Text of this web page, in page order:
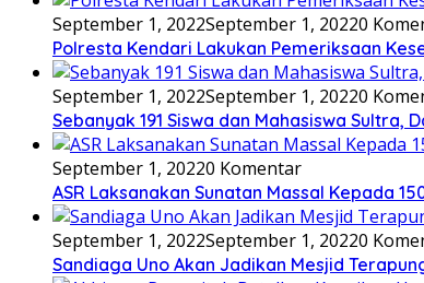
September 1, 2022September 1, 20220
Polresta Kendari Lakukan Pemeriksaan
September 1, 2022September 1, 20220
Sebanyak 191 Siswa dan Mahasiswa Sultra,
September 1, 20220 Komentar
ASR Laksanakan Sunatan Massal Kepada
September 1, 2022September 1, 20220
Sandiaga Uno Akan Jadikan Mesjid